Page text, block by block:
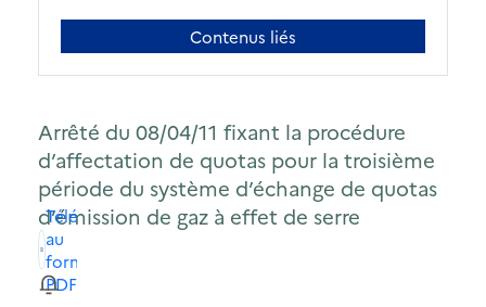
Contenus liés
Arrêté du 08/04/11 fixant la procédure
d’affectation de quotas pour la troisième
période du système d’échange de quotas
d’émission de gaz à effet de serre
Télécharger
au
format
PDF